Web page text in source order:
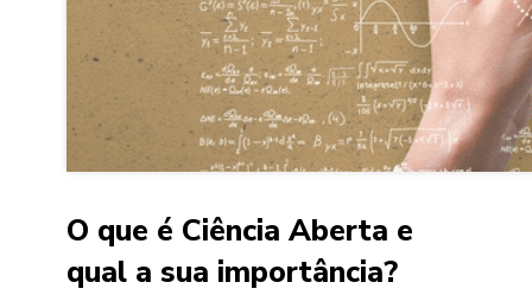
O que é Ciência Aberta e
qual a sua importância?